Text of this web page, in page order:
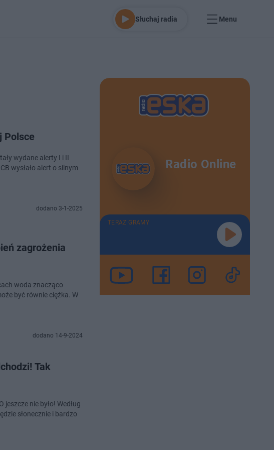
Słuchaj radia Menu
Polsce
wydane alerty I i II
wysłało alert o silnym
dodano 3-1-2025
zagrożenia
woda znacząco
być równie ciężka. W
dodano 14-9-2024
Tak
jeszcze nie było! Według
słonecznie i bardzo
Radio Online
TERAZ GRAMY